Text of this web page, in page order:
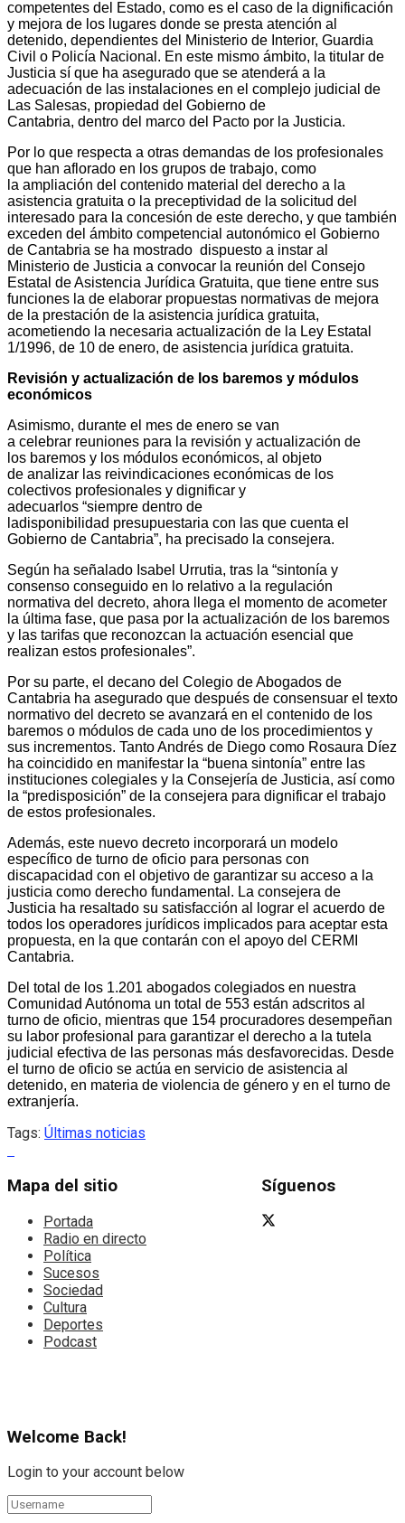
competentes del Estado, como es el caso de la dignificación
y mejora de los lugares donde se presta atención al
detenido, dependientes del Ministerio de Interior, Guardia
Civil o Policía Nacional. En este mismo ámbito, la titular de
Justicia sí que ha asegurado que se atenderá a la
adecuación de las instalaciones en el complejo judicial de
Las Salesas, propiedad del Gobierno de
Cantabria, dentro del marco del Pacto por la Justicia.
Por lo que respecta a otras demandas de los profesionales
que han aflorado en los grupos de trabajo, como
la ampliación del contenido material del derecho a la
asistencia gratuita o la preceptividad de la solicitud del
interesado para la concesión de este derecho, y que también
exceden del ámbito competencial autonómico el Gobierno
de Cantabria se ha mostrado dispuesto a instar al
Ministerio de Justicia a convocar la reunión del Consejo
Estatal de Asistencia Jurídica Gratuita, que tiene entre sus
funciones la de elaborar propuestas normativas de mejora
de la prestación de la asistencia jurídica gratuita,
acometiendo la necesaria actualización de la Ley Estatal
1/1996, de 10 de enero, de asistencia jurídica gratuita.
Revisión y actualización de los baremos y módulos
económicos
Asimismo, durante el mes de enero se van
a celebrar reuniones para la revisión y actualización de
los baremos y los módulos económicos, al objeto
de analizar las reivindicaciones económicas de los
colectivos profesionales y dignificar y
adecuarlos “siempre dentro de
ladisponibilidad presupuestaria con las que cuenta el
Gobierno de Cantabria”, ha precisado la consejera.
Según ha señalado Isabel Urrutia, tras la “sintonía y
consenso conseguido en lo relativo a la regulación
normativa del decreto, ahora llega el momento de acometer
la última fase, que pasa por la actualización de los baremos
y las tarifas que reconozcan la actuación esencial que
realizan estos profesionales”.
Por su parte, el decano del Colegio de Abogados de
Cantabria ha asegurado que después de consensuar el texto
normativo del decreto se avanzará en el contenido de los
baremos o módulos de cada uno de los procedimientos y
sus incrementos. Tanto Andrés de Diego como Rosaura Díez
ha coincidido en manifestar la “buena sintonía” entre las
instituciones colegiales y la Consejería de Justicia, así como
la “predisposición” de la consejera para dignificar el trabajo
de estos profesionales.
Además, este nuevo decreto incorporará un modelo
específico de turno de oficio para personas con
discapacidad con el objetivo de garantizar su acceso a la
justicia como derecho fundamental. La consejera de
Justicia ha resaltado su satisfacción al lograr el acuerdo de
todos los operadores jurídicos implicados para aceptar esta
propuesta, en la que contarán con el apoyo del CERMI
Cantabria.
Del total de los 1.201 abogados colegiados en nuestra
Comunidad Autónoma un total de 553 están adscritos al
turno de oficio, mientras que 154 procuradores desempeñan
su labor profesional para garantizar el derecho a la tutela
judicial efectiva de las personas más desfavorecidas. Desde
el turno de oficio se actúa en servicio de asistencia al
detenido, en materia de violencia de género y en el turno de
extranjería.
Tags: Últimas noticias
Mapa del sitio
Portada
Radio en directo
Política
Sucesos
Sociedad
Cultura
Deportes
Podcast
Síguenos
Welcome Back!
Login to your account below